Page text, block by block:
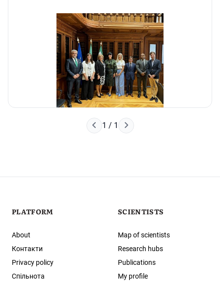
Попередня сторінка
1 / 1 Наступна сторінка
PLATFORM
About
Контакти
Privacy policy
Спільнота
SCIENTISTS
Map of scientists
Research hubs
Publications
My profile